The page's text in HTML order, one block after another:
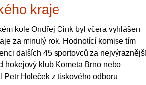
kraje
kole Ondřej Cink byl včera vyhlášen
za minulý rok. Hodnotící komise tím
dalších 45 sportovců za
hokejový klub Kometa Brno nebo
Petr Holeček z tiskového odboru
po video automaty
městem známým pro zajímavé památky,
divadla a univerzity. Mimo jiné je ale
kde si můžete legálně a bezpečně
kasinové hry. V neustále kvetoucí
naleznete širokou nabídku her od
až po moderní automaty jak pro